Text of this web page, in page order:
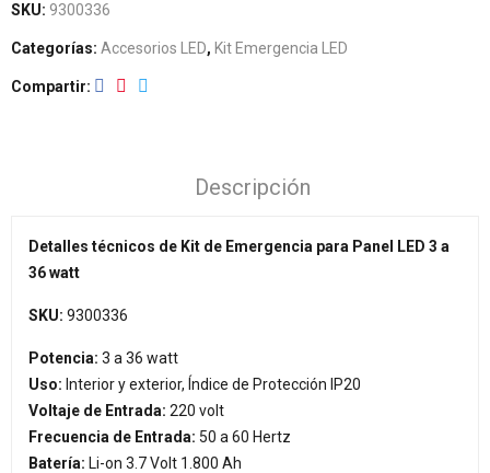
SKU: 9300336
Categorías: Accesorios LED, Kit Emergencia LED
Compartir
Descripción
Detalles técnicos de Kit de Emergencia para Panel LED 3 a
36 watt
SKU: 9300336
Potencia: 3 a 36 watt
Uso: Interior y exterior, Índice de Protección IP20
Voltaje de Entrada: 220 volt
Frecuencia de Entrada: 50 a 60 Hertz
Batería: Li-on 3.7 Volt 1.800 Ah